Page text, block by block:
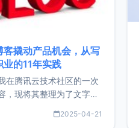
客撬动产品机会，从写
业的11年实践
在腾讯云技术社区的一次
，现将其整理为了文字
博客11年来的经历，以及
到做产品和走向自由职业
2025-04-21